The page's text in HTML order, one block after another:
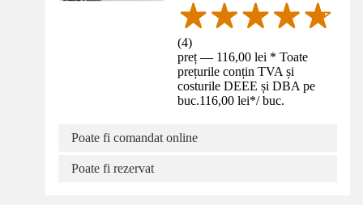
(4)
preț — 116,00 lei * Toate
prețurile conțin TVA și
costurile DEEE și DBA pe
buc.116,00 lei*/ buc.
Poate fi comandat online
Poate fi rezervat